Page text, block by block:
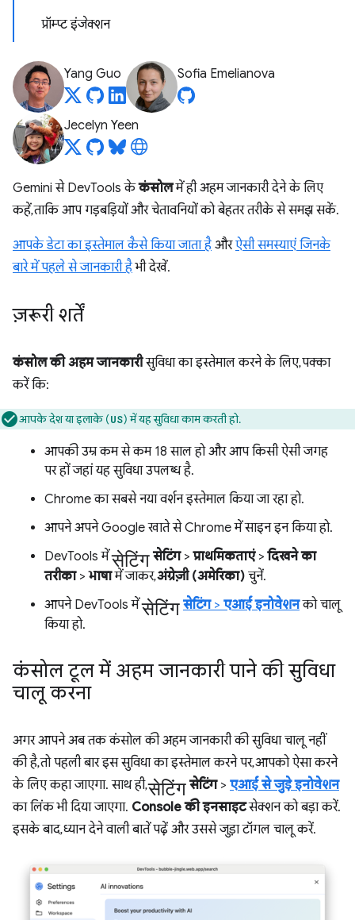
प्रॉम्प्ट इंजेक्शन
Yang Guo Sofia Emelianova
Jecelyn Yeen
Gemini से DevTools केकंसोलमें ही अहम जानकारी देने के लिए
कहें, ताकि आप गड़बड़ियों और चेतावनियों को बेहतर तरीके से समझ सकें.
आपके डेटा का इस्तेमाल कैसे किया जाता है औरऐसी समस्याएं जिनके
बारे में पहले से जानकारी हैभी देखें.
ज़रूरी शर्तें
कंसोल की अहम जानकारीसुविधा का इस्तेमाल करने के लिए, पक्का
करें कि:
आपके देश या इलाके (US) में यह सुविधा काम करती हो.
आपकी उम्र कम से कम 18 साल हो और आप किसी ऐसी जगह
पर हों जहां यह सुविधा उपलब्ध है.
Chrome का सबसे नया वर्शन इस्तेमाल किया जा रहा हो.
आपने अपने Google खाते से Chrome में साइन इन किया हो.
DevTools मेंसेटिंग सेटिंग>प्राथमिकताएं>दिखने का
तरीका>भाषामें जाकर,अंग्रेज़ी (अमेरिका) चुनें.
आपने DevTools मेंसेटिंग सेटिंग> एआई इनोवेशनको चालू
किया हो.
कंसोल टूल में अहम जानकारी पाने की सुविधा
चालू करना
अगर आपने अब तक कंसोल की अहम जानकारी की सुविधा चालू नहीं
की है, तो पहली बार इस सुविधा का इस्तेमाल करने पर, आपको ऐसा करने
के लिए कहा जाएगा. साथ ही,सेटिंग सेटिंग> एआई से जुड़े इनोवेशन
का लिंक भी दिया जाएगा. Console की इनसाइटसेक्शन को बड़ा करें.
इसके बाद, ध्यान देने वाली बातें पढ़ें और उससे जुड़ा टॉगल चालू करें.